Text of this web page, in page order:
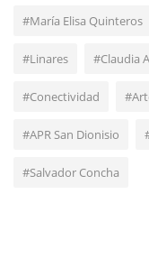
#María Elisa Quinteros
#Linares #Claudia
#Conectividad
#APR San Dionisio
#Salvador Concha